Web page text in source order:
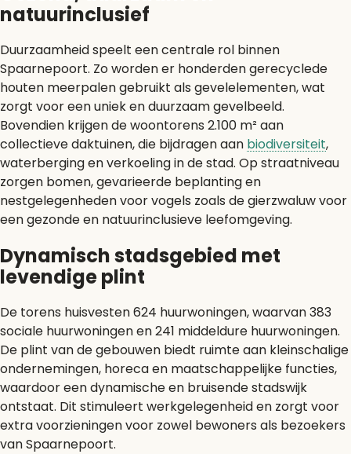
natuurinclusief
Duurzaamheid speelt een centrale rol binnen
Spaarnepoort. Zo worden er honderden gerecyclede
houten meerpalen gebruikt als gevelelementen, wat
zorgt voor een uniek en duurzaam gevelbeeld.
Bovendien krijgen de woontorens 2.100 m² aan
collectieve daktuinen, die bijdragen aan biodiversiteit,
waterberging en verkoeling in de stad. Op straatniveau
zorgen bomen, gevarieerde beplanting en
nestgelegenheden voor vogels zoals de gierzwaluw voor
een gezonde en natuurinclusieve leefomgeving.
Dynamisch stadsgebied met
levendige plint
De torens huisvesten 624 huurwoningen, waarvan 383
sociale huurwoningen en 241 middeldure huurwoningen.
De plint van de gebouwen biedt ruimte aan kleinschalige
ondernemingen, horeca en maatschappelijke functies,
waardoor een dynamische en bruisende stadswijk
ontstaat. Dit stimuleert werkgelegenheid en zorgt voor
extra voorzieningen voor zowel bewoners als bezoekers
van Spaarnepoort.